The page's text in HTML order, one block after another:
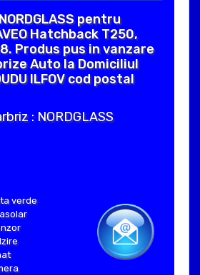
pentru
Hatchback T250,
Produs pus in vanzare
Auto la Domiciliul
ILFOV cod postal
: NORDGLASS
verde